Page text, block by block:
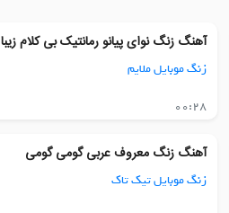
آهنگ زنگ نوای پیانو رمانتیک بی کلام زیبا
زنگ موبایل ملایم
00:28
آهنگ زنگ معروف عربی گومی گومی
زنگ موبایل تیک تاک